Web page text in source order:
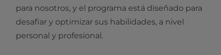
para nosotros, y el programa está diseñado para
desafiar y optimizar sus habilidades, a nivel
personal y profesional.